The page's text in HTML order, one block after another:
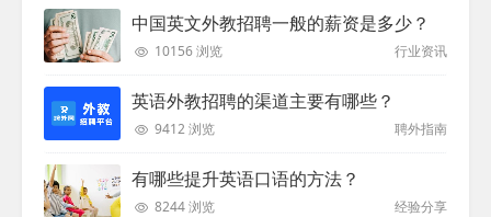
中国英文外教招聘一般的薪资是多少？
10156 浏览 行业资讯
英语外教招聘的渠道主要有哪些？
9412 浏览 聘外指南
有哪些提升英语口语的方法？
8244 浏览 经验分享